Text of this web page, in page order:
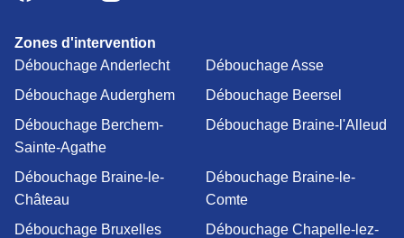
Zones d'intervention
Débouchage Anderlecht
Débouchage Asse
Débouchage Auderghem
Débouchage Beersel
Débouchage Berchem-
Sainte-Agathe
Débouchage Braine-l'Alleud
Débouchage Braine-le-
Château
Débouchage Braine-le-
Comte
Débouchage Bruxelles
Débouchage Chapelle-lez-